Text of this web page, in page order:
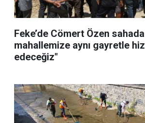
Feke’de Cömert Özen
mahallemize aynı gayretle
edeceğiz"